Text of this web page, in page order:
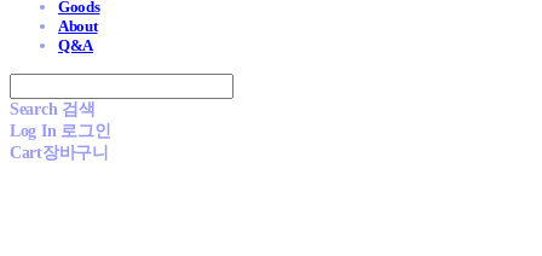
Goods
About
Q&A
Search 검색
Log In 로그인
Cart장바구니